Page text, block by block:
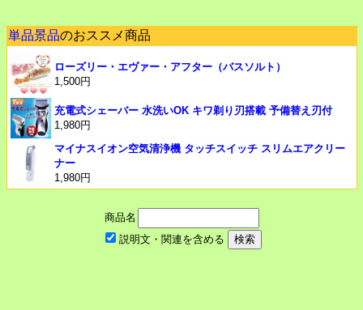
単品景品のおススメ商品
ローズリー・エヴァー・アフター（バスソルト）
1,500円
充電式シェーバー 水洗いOK キワ剃り刃搭載 予備替え刃付
1,980円
マイナスイオン空気清浄機 タッチスイッチ スリムエアクリー
ナー
1,980円
商品名
説明文・関連を含める